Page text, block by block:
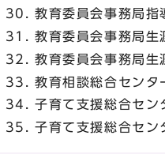
教育委員会事務局指
教育委員会事務局生
教育委員会事務局生
教育相談総合センタ
子育て支援総合セン
子育て支援総合セ